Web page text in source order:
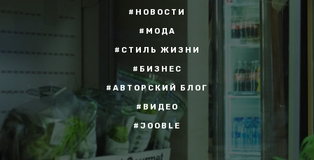
#НОВОСТИ
#МОДА
#СТИЛЬ ЖИЗНИ
#БИЗНЕС
#АВТОРСКИЙ БЛОГ
#ВИДЕО
#JOOBLE